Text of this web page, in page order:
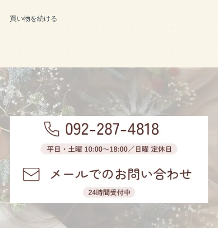
買い物を続ける